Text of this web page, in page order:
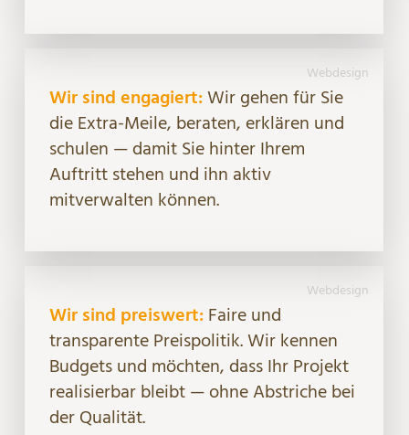
Webdesign
Wir sind engagiert:Wir gehen für Sie
die Extra-Meile, beraten, erklären und
schulen — damit Sie hinter Ihrem
Auftritt stehen und ihn aktiv
mitverwalten können.
Webdesign
Wir sind preiswert:Faire und
transparente Preispolitik. Wir kennen
Budgets und möchten, dass Ihr Projekt
realisierbar bleibt — ohne Abstriche bei
der Qualität.